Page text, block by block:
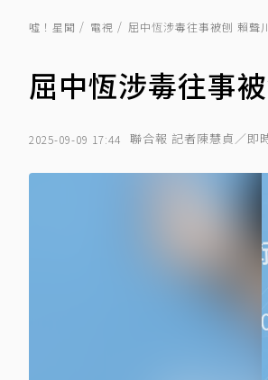
噓！星聞 電視 屈中恆涉毒往事被刨 賴聲
屈中恆涉毒往事
2025-09-09 17:44 聯合報 記者陳慧貞／即